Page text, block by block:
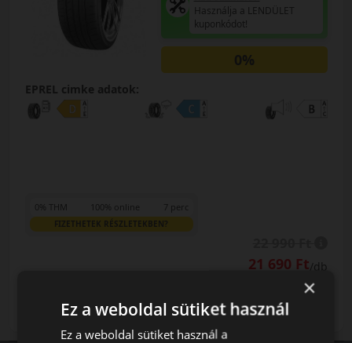
Használja a LENDÜLET
kuponkódot!
0%
EPREL cimke adatok:
0% THM 100% online 7 perc
FIZETHETEK RÉSZLETEKBEN?
21 690 Ft/db
Kuponkód másolása
db KOSÁRBA
×
Ez a weboldal sütiket használ
Ez a weboldal sütiket használ a